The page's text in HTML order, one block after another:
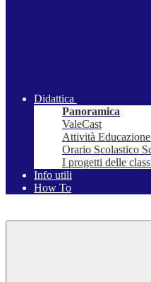
Didattica
Panoramica
ValeCast
Attività
Orario Scolastico
I progetti delle
Info utili
How To